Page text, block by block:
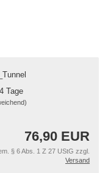
Tage
76,90 EUR
§ 6 Abs. 1 Z 27 UStG zzgl.
Versand